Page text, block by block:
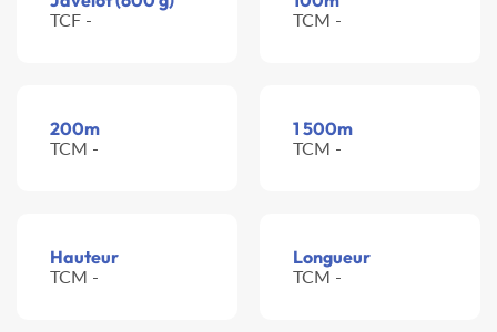
TCF - TCM -
200m
TCM -
1 500m
TCM -
Hauteur
TCM -
Longueur
TCM -